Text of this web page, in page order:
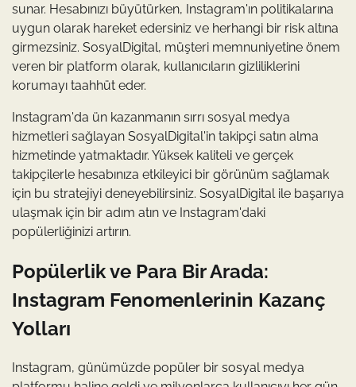
sunar. Hesabınızı büyütürken, Instagram'ın politikalarına
uygun olarak hareket edersiniz ve herhangi bir risk altına
girmezsiniz. SosyalDigital, müşteri memnuniyetine önem
veren bir platform olarak, kullanıcıların gizliliklerini
korumayı taahhüt eder.
Instagram'da ün kazanmanın sırrı sosyal medya
hizmetleri sağlayan SosyalDigital'in takipçi satın alma
hizmetinde yatmaktadır. Yüksek kaliteli ve gerçek
takipçilerle hesabınıza etkileyici bir görünüm sağlamak
için bu stratejiyi deneyebilirsiniz. SosyalDigital ile başarıya
ulaşmak için bir adım atın ve Instagram'daki
popülerliğinizi artırın.
Popülerlik ve Para Bir Arada:
Instagram Fenomenlerinin Kazanç
Yolları
Instagram, günümüzde popüler bir sosyal medya